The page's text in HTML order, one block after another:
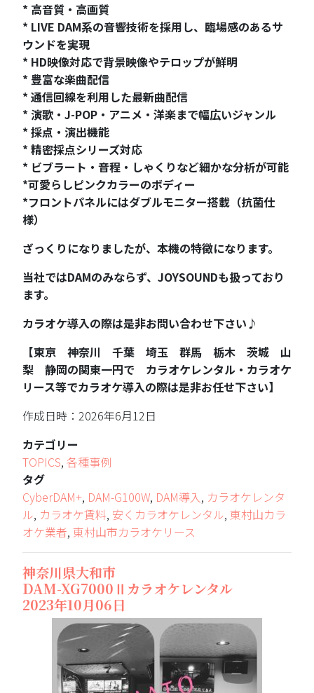
* 高音質・高画質
* LIVE DAM系の音響技術を採用し、臨場感のあるサ
ウンドを実現
* HD映像対応で背景映像やテロップが鮮明
* 豊富な楽曲配信
* 通信回線を利用した最新曲配信
* 演歌・J-POP・アニメ・洋楽まで幅広いジャンル
* 採点・演出機能
* 精密採点シリーズ対応
* ビブラート・音程・しゃくりなど細かな分析が可能
*可愛らしピンクカラーのボディー
*フロントパネルにはダブルモニター搭載（抗菌仕
様）
ざっくりになりましたが、本機の特徴になります。
当社ではDAMのみならず、JOYSOUNDも扱っており
ます。
カラオケ導入の際は是非お問い合わせ下さい♪
【東京 神奈川 千葉 埼玉 群馬 栃木 茨城 山
梨 静岡の関東一円で カラオケレンタル・カラオケ
リース等でカラオケ導入の際は是非お任せ下さい】
作成日時：2026年6月12日
カテゴリー
TOPICS, 各種事例
タグ
CyberDAM+, DAM-G100W, DAM導入, カラオケレンタ
ル, カラオケ賃料, 安くカラオケレンタル, 東村山カラ
オケ業者, 東村山市カラオケリース
神奈川県大和市
DAM-XG7000Ⅱカラオケレンタル
2023年10月06日